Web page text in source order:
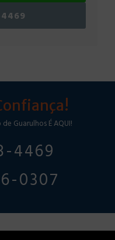
Guarulhos É AQUI!
4469
0307